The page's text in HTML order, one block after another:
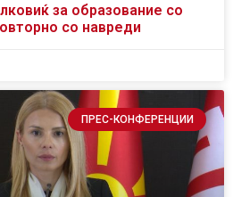
за образование со
со навреди
ПРЕС-КОНФЕРЕНЦИИ